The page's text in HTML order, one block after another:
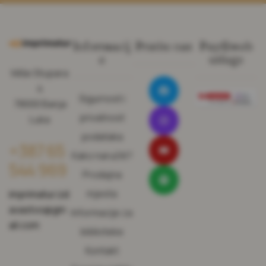
+387 65
544 969
imprimatur.izd
avastvo@gm
ail.com
Informacij
Sigurnost i
podataka
Kako naručiti?
Prodajna
mjesta
Kontakt
Pratite nas
Pay@web
usluge